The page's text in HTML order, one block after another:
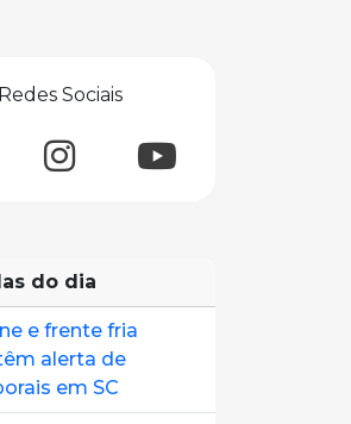
Redes Sociais
do dia
e frente fria
alerta de
em SC